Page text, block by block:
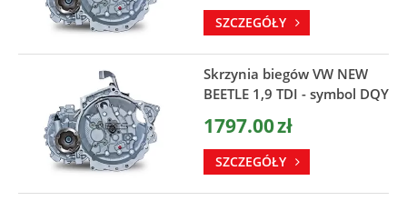
SZCZEGÓŁY
Skrzynia biegów VW NEW
BEETLE 1,9 TDI - symbol DQY
1797.00zł
SZCZEGÓŁY